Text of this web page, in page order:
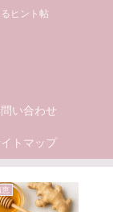
ヒント帖
い合わせ
トマップ